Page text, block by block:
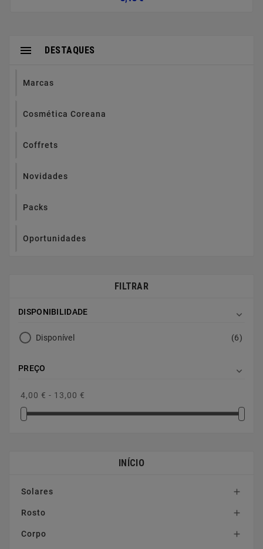
DESTAQUES

Marcas
Cosmética Coreana
Coffrets
Novidades
Packs
Oportunidades
FILTRAR
DISPONIBILIDADE 
Disponível (6)
PREÇO 
4,00 € - 13,00 €
INÍCIO
Solares 
Rosto 
Corpo 